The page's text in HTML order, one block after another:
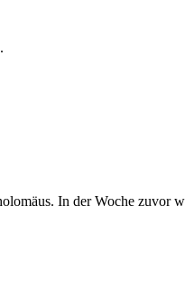
In der Woche zuvor